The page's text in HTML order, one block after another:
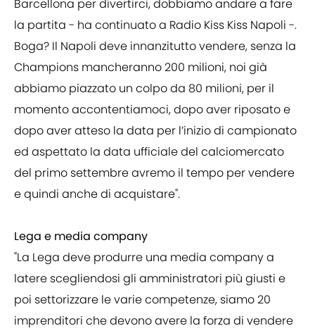
Barcellona per divertirci, dobbiamo andare a fare
la partita - ha continuato a Radio Kiss Kiss Napoli -.
Boga? Il Napoli deve innanzitutto vendere, senza la
Champions mancheranno 200 milioni, noi già
abbiamo piazzato un colpo da 80 milioni, per il
momento accontentiamoci, dopo aver riposato e
dopo aver atteso la data per l’inizio di campionato
ed aspettato la data ufficiale del calciomercato
del primo settembre avremo il tempo per vendere
e quindi anche di acquistare".
Lega e media company
"La Lega deve produrre una media company a
latere scegliendosi gli amministratori più giusti e
poi settorizzare le varie competenze, siamo 20
imprenditori che devono avere la forza di vendere